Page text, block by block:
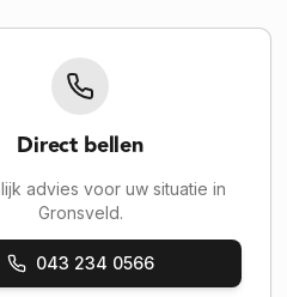
Direct bellen
advies voor uw situatie in
Gronsveld.
043 234 0566